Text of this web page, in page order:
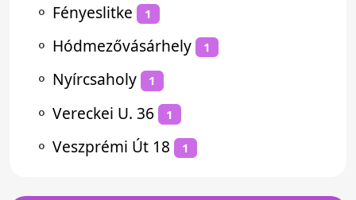
⚬ Fényeslitke 1
⚬ Hódmezővásárhely 1
⚬ Nyírcsaholy 1
⚬ Vereckei U. 36 1
⚬ Veszprémi Út 18 1